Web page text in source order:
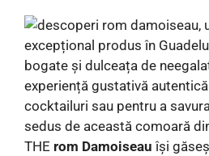
THE rom Damoiseau își